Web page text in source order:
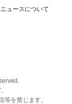
ュースについて
を禁じます。